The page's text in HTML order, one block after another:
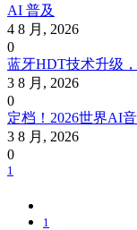
AI 普及
4 8 月, 2026
0
蓝牙HDT技术升级
3 8 月, 2026
0
定档！2026世界AI
3 8 月, 2026
0
1
1